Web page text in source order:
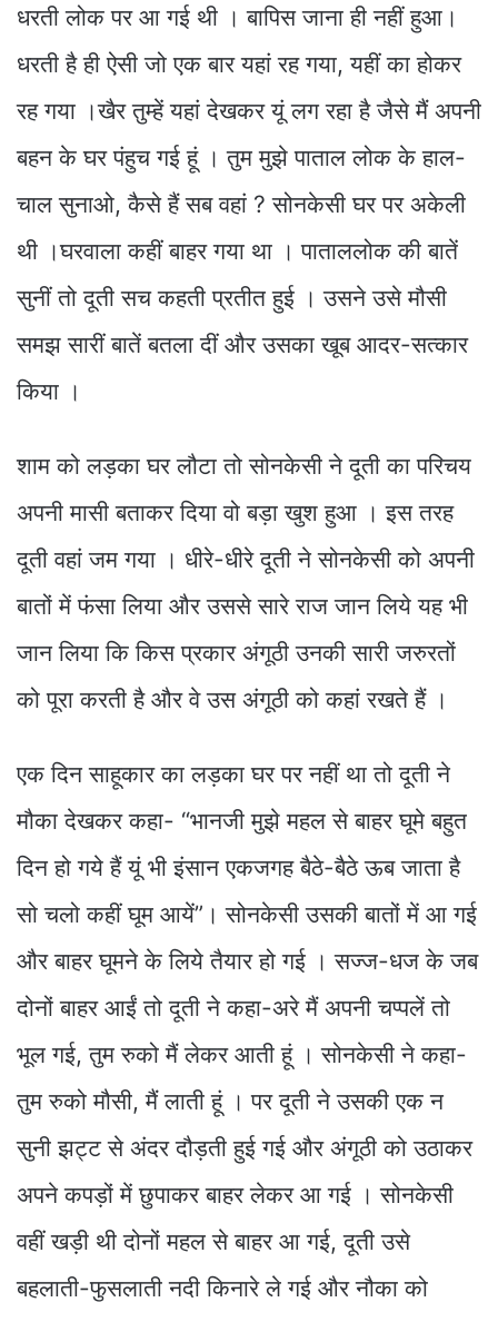
धरती लोक पर आ गई थी । बापिस जाना ही नहीं हुआ।
धरती है ही ऐसी जो एक बार यहां रह गया, यहीं का होकर
रह गया ।खैर तुम्हें यहां देखकर यूं लग रहा है जैसे मैं अपनी
बहन के घर पंहुच गई हूं । तुम मुझे पाताल लोक के हाल-
चाल सुनाओ, कैसे हैं सब वहां ? सोनकेसी घर पर अकेली
थी ।घरवाला कहीं बाहर गया था । पाताललोक की बातें
सुनीं तो दूती सच कहती प्रतीत हुई । उसने उसे मौसी
समझ सारीं बातें बतला दीं और उसका खूब आदर-सत्कार
किया ।
शाम को लड़का घर लौटा तो सोनकेसी ने दूती का परिचय
अपनी मासी बताकर दिया वो बड़ा खुश हुआ । इस तरह
दूती वहां जम गया । धीरे-धीरे दूती ने सोनकेसी को अपनी
बातों में फंसा लिया और उससे सारे राज जान लिये यह भी
जान लिया कि किस प्रकार अंगूठी उनकी सारी जरुरतों
को पूरा करती है और वे उस अंगूठी को कहां रखते हैं ।
एक दिन साहूकार का लड़का घर पर नहीं था तो दूती ने
मौका देखकर कहा- “भानजी मुझे महल से बाहर घूमे बहुत
दिन हो गये हैं यूं भी इंसान एकजगह बैठे-बैठे ऊब जाता है
सो चलो कहीं घूम आयें”। सोनकेसी उसकी बातों में आ गई
और बाहर घूमने के लिये तैयार हो गई । सज्ज-धज के जब
दोनों बाहर आईं तो दूती ने कहा-अरे मैं अपनी चप्पलें तो
भूल गई, तुम रुको मैं लेकर आती हूं । सोनकेसी ने कहा-
तुम रुको मौसी, मैं लाती हूं । पर दूती ने उसकी एक न
सुनी झट्ट से अंदर दौड़ती हुई गई और अंगूठी को उठाकर
अपने कपड़ों में छुपाकर बाहर लेकर आ गई । सोनकेसी
वहीं खड़ी थी दोनों महल से बाहर आ गई, दूती उसे
बहलाती-फुसलाती नदी किनारे ले गई और नौका को